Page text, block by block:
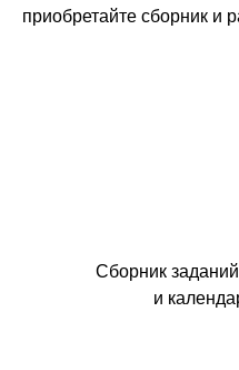
приобретайте сборник и
Сборник
и